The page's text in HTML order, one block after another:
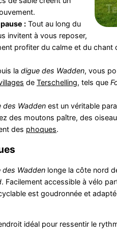
:Tout au long du
invitent à vous reposer,
profiter du calme et du chant
la digue des Wadden, vous
de Terschelling, tels que
des Waddenest un véritable
des moutons paître, des
des phoques.
des Waddenlonge la côte nord
. Facilement accessible à vélo
est goudronnée et
idéal pour ressentir le